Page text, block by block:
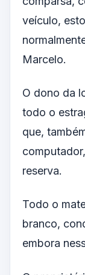
veículo,
Marcelo.
O dono da
todo o
que,
reserva.
Todo o
branco,
embora